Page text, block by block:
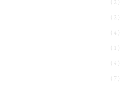
(2)
(2)
(4)
(4)
(7)